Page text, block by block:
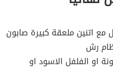
اتنين ملعقة كبيرة صابون
رش
او الفلفل الاسود او